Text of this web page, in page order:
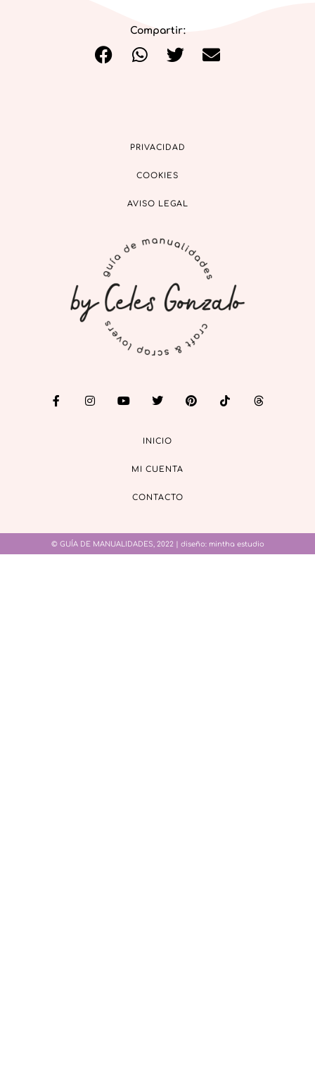
Compartir:
PRIVACIDAD
COOKIES
AVISO LEGAL
INICIO
MI CUENTA
CONTACTO
© GUÍA DE MANUALIDADES, 2022 | diseño: mintha estudio